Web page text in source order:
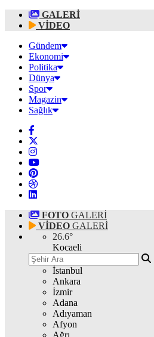
GALERİ
VİDEO
Gündem
Ekonomi
Politika
Dünya
Spor
Magazin
Sağlık
FOTO GALERİ
VİDEO GALERİ
26.6°
Kocaeli
İstanbul
Ankara
İzmir
Adana
Adıyaman
Afyon
Ağrı